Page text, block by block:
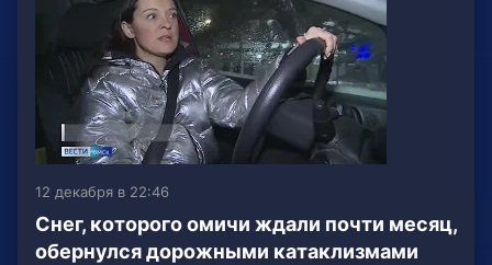
12 декабря в 22:46
Снег, которого омичи ждали почти месяц,
обернулся дорожными катаклизмами